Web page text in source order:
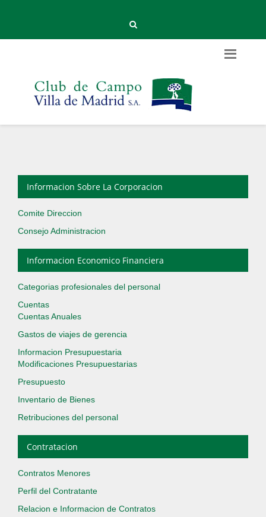
Informacion Sobre La Corporacion
Comite Direccion
Consejo Administracion
Informacion Economico Financiera
Categorias profesionales del personal
Cuentas
Cuentas Anuales
Gastos de viajes de gerencia
Informacion Presupuestaria
Modificaciones Presupuestarias
Presupuesto
Inventario de Bienes
Retribuciones del personal
Contratacion
Contratos Menores
Perfil del Contratante
Relacion e Informacion de Contratos